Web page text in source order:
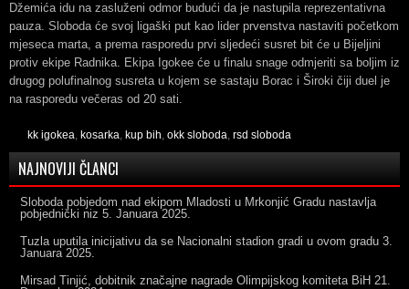
Džemića idu na zasluženi odmor budući da je nastupila reprezentativna
pauza. Sloboda će svoj ligaški put kao lider prvenstva nastaviti početkom
mjeseca marta, a prema rasporedu prvi sljedeći susret bit će u Bijeljini
protiv ekipe Radnika. Ekipa Igokee će u finalu snage odmjeriti sa boljim iz
drugog polufinalnog susreta u kojem se sastaju Borac i Široki čiji duel je
na rasporedu večeras od 20 sati.
kk igokea, kosarka, kup bih, okk sloboda, rsd sloboda
NAJNOVIJI ČLANCI
Sloboda pobjedom nad ekipom Mladosti u Mrkonjić Gradu nastavlja
pobjednički niz 5. Januara 2025.
Tuzla uputila inicijativu da se Nacionalni stadion gradi u ovom gradu 3.
Januara 2025.
Mirsad Tinjić, dobitnik značajne nagrade Olimpijskog komiteta BiH 21.